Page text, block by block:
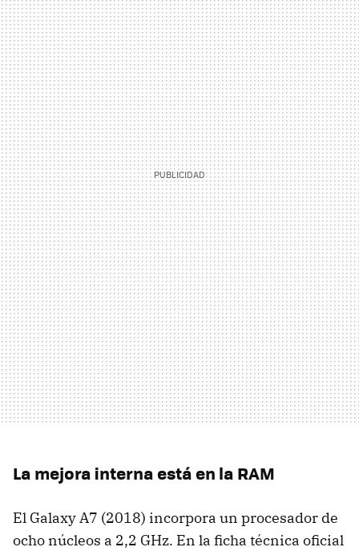
La mejora interna está en la RAM
El Galaxy A7 (2018) incorpora un procesador de
ocho núcleos a 2,2 GHz. En la ficha técnica oficial